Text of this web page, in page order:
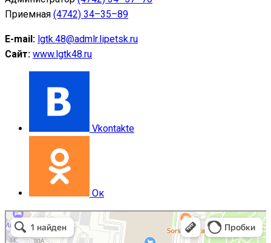
Приемная (4742) 34–35–89
E-mail: lgtk.48@admlr.lipetsk.ru
Сайт: www.lgtk48.ru
Vkontakte
Ок